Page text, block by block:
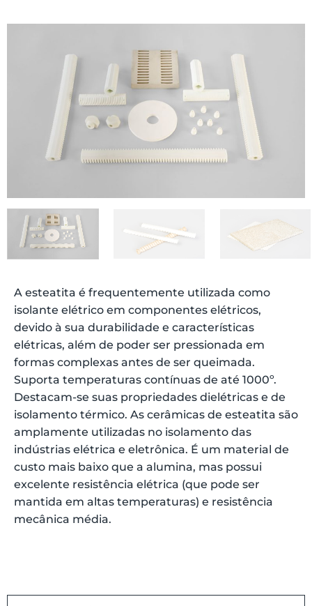
A esteatita é frequentemente utilizada como
isolante elétrico em componentes elétricos,
devido à sua durabilidade e características
elétricas, além de poder ser pressionada em
formas complexas antes de ser queimada.
Suporta temperaturas contínuas de até 1000º.
Destacam-se suas propriedades dielétricas e de
isolamento térmico. As cerâmicas de esteatita são
amplamente utilizadas no isolamento das
indústrias elétrica e eletrônica. É um material de
custo mais baixo que a alumina, mas possui
excelente resistência elétrica (que pode ser
mantida em altas temperaturas) e resistência
mecânica média.